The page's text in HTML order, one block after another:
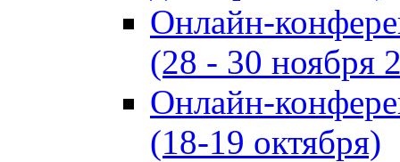
Онлайн-
(28 - 30 ноября
Онлайн-
(18-19 октября)